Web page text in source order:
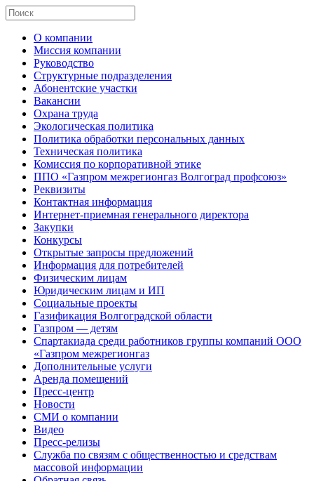
О компании
Миссия компании
Руководство
Структурные подразделения
Абонентские участки
Вакансии
Охрана труда
Экологическая политика
Политика обработки персональных данных
Техническая политика
Комиссия по корпоративной этике
ППО «Газпром межрегионгаз Волгоград профсоюз»
Реквизиты
Контактная информация
Интернет-приемная генерального директора
Закупки
Конкурсы
Открытые запросы предложений
Информация для потребителей
Физическим лицам
Юридическим лицам и ИП
Социальные проекты
Газификация Волгоградской области
Газпром — детям
Спартакиада среди работников группы компаний ООО
«Газпром межрегионгаз
Дополнительные услуги
Аренда помещений
Пресс-центр
Новости
СМИ о компании
Видео
Пресс-релизы
Служба по связям с общественностью и средствам
массовой информации